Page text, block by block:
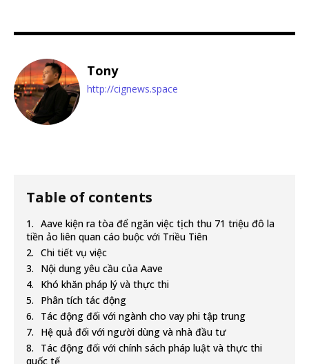
Tony
http://cignews.space
Table of contents
Aave kiện ra tòa để ngăn việc tịch thu 71 triệu đô la
tiền ảo liên quan cáo buộc với Triều Tiên
Chi tiết vụ việc
Nội dung yêu cầu của Aave
Khó khăn pháp lý và thực thi
Phân tích tác động
Tác động đối với ngành cho vay phi tập trung
Hệ quả đối với người dùng và nhà đầu tư
Tác động đối với chính sách pháp luật và thực thi
quốc tế